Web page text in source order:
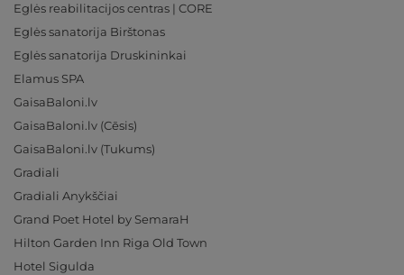
Eglės reabilitacijos centras | CORE
Eglės sanatorija Birštonas
Eglės sanatorija Druskininkai
Elamus SPA
GaisaBaloni.lv
GaisaBaloni.lv (Cēsis)
GaisaBaloni.lv (Tukums)
Gradiali
Gradiali Anykščiai
Grand Poet Hotel by SemaraH
Hilton Garden Inn Riga Old Town
Hotel Sigulda